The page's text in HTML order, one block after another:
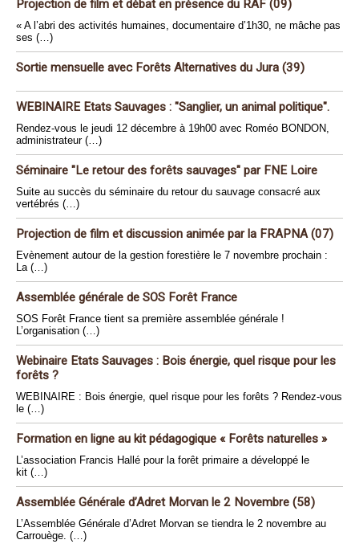
Projection de film et débat en présence du RAF (09)
« A l’abri des activités humaines, documentaire d’1h30, ne mâche pas
ses (…)
Sortie mensuelle avec Forêts Alternatives du Jura (39)
WEBINAIRE Etats Sauvages : "Sanglier, un animal politique".
Rendez-vous le jeudi 12 décembre à 19h00 avec Roméo BONDON,
administrateur (…)
Séminaire "Le retour des forêts sauvages" par FNE Loire
Suite au succès du séminaire du retour du sauvage consacré aux
vertébrés (…)
Projection de film et discussion animée par la FRAPNA (07)
Evènement autour de la gestion forestière le 7 novembre prochain :
La (…)
Assemblée générale de SOS Forêt France
SOS Forêt France tient sa première assemblée générale !
L’organisation (…)
Webinaire Etats Sauvages : Bois énergie, quel risque pour les
forêts ?
WEBINAIRE : Bois énergie, quel risque pour les forêts ? Rendez-vous
le (…)
Formation en ligne au kit pédagogique « Forêts naturelles »
L’association Francis Hallé pour la forêt primaire a développé le
kit (…)
Assemblée Générale d’Adret Morvan le 2 Novembre (58)
L’Assemblée Générale d’Adret Morvan se tiendra le 2 novembre au
Carrouège. (…)